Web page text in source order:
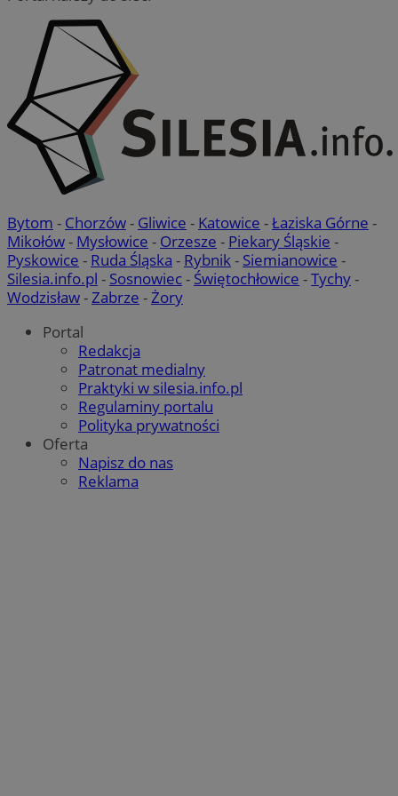
Bytom - Chorzów- Gliwice - Katowice -Łaziska Górne -
Mikołów- Mysłowice - Orzesze - Piekary Śląskie -
Pyskowice - Ruda Śląska - Rybnik- Siemianowice -
Silesia.info.pl - Sosnowiec- Świętochłowice -Tychy-
Wodzisław-Zabrze -Żory
Portal
Redakcja
Patronat medialny
Praktyki w silesia.info.pl
Regulaminy portalu
Polityka prywatności
Oferta
Napisz do nas
Reklama
logowanie użytkownika i zarządzanie kontem. Bez
niezbędnych plików cookie nie można prawidłowo korzystać
ze strony internetowej.
Nazwa
SessID
mojetychy.pl 1 rok
QeSessID
MvSessID mojetychy.pl